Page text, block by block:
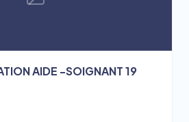
AIDE -SOIGNANT 19